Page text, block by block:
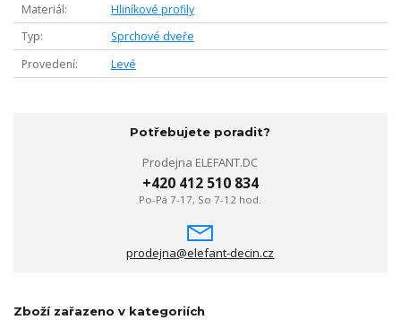
Materiál
Hliníkové profily
Typ
Sprchové dveře
Provedení
Levé
Potřebujete poradit?
Prodejna ELEFANT.DC
+420 412 510 834
Po-Pá 7-17, So 7-12 hod.
prodejna@elefant-decin.cz
Zboží zařazeno v kategoriích